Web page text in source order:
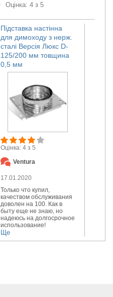
Оцінка: 4 з 5
Підставка настінна
для димоходу з нерж.
сталі Версія Люкс D-
125/200 мм товщина
0,5 мм
Оцінка: 4 з 5
Ventura
17.01.2020
Только что купил,
качеством обслуживания
доволен на 100. Как в
быту еще не знаю, но
надеюсь на долгосрочное
использование!
Ще